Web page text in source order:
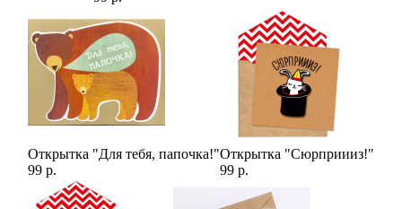
Открытка "Для тебя, папочка!"
99 р.
Открытка "Сюрприииз!"
99 р.